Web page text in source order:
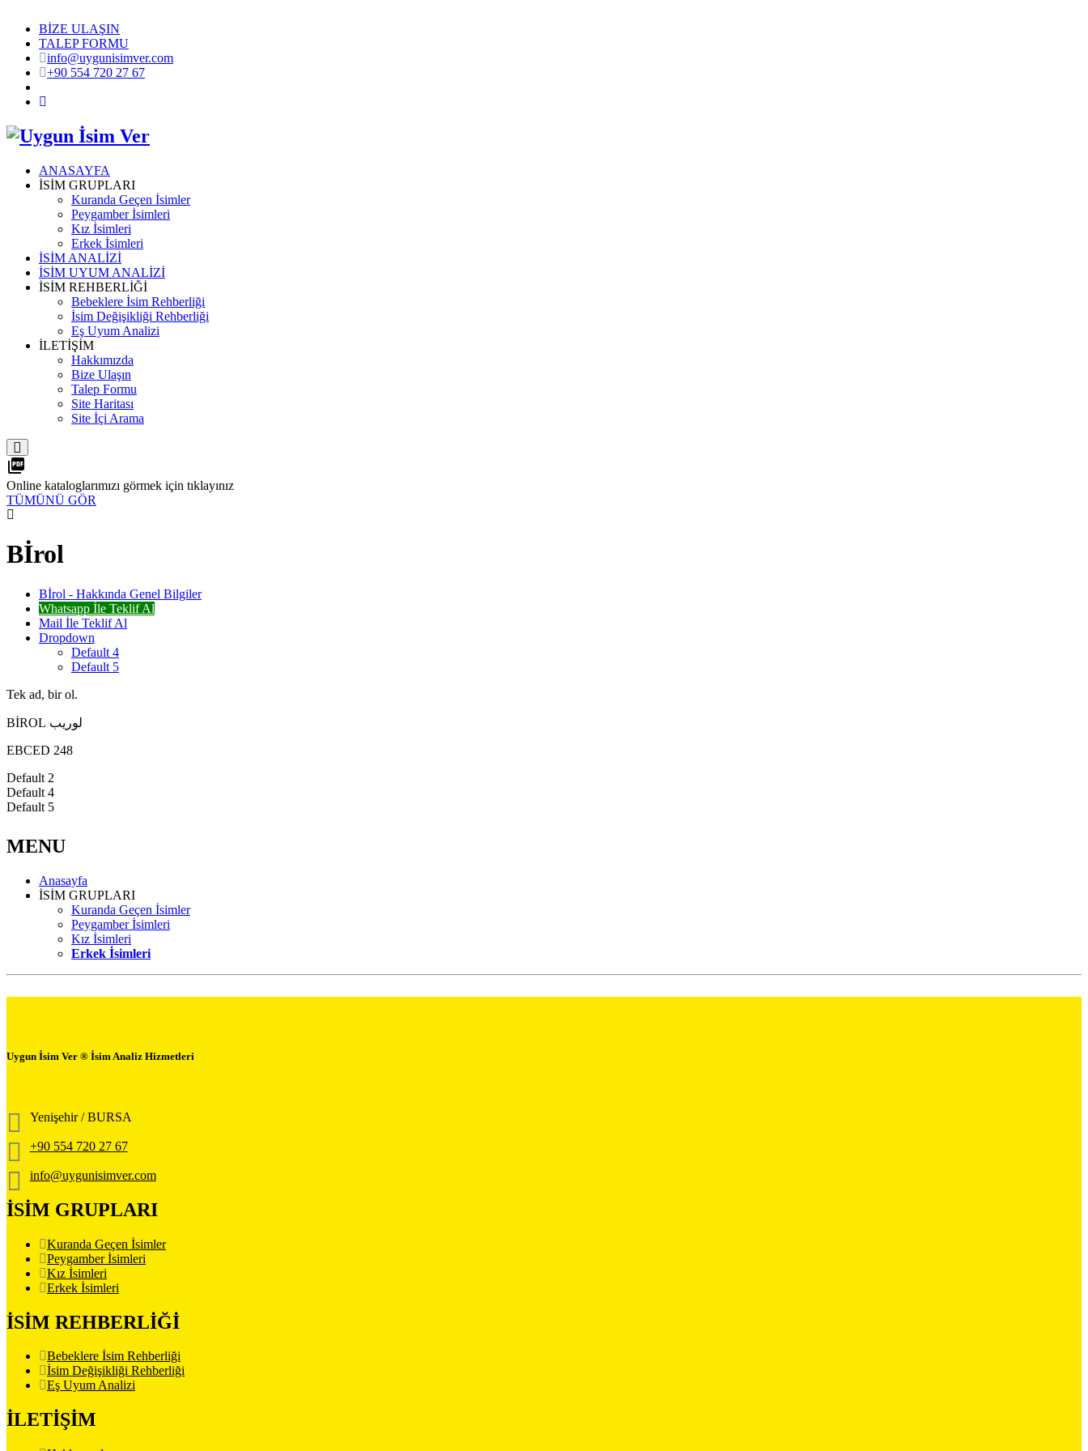
BİZE ULAŞIN
TALEP FORMU
info@uygunisimver.com
+90 554 720 27 67
ANASAYFA
İSİM GRUPLARI
Kuranda Geçen İsimler
Peygamber İsimleri
Kız İsimleri
Erkek İsimleri
İSİM ANALİZİ
İSİM UYUM ANALİZİ
İSİM REHBERLİĞİ
Bebeklere İsim Rehberliği
İsim Değişikliği Rehberliği
Eş Uyum Analizi
İLETİŞİM
Hakkımızda
Bize Ulaşın
Talep Formu
Site Haritası
Site İçi Arama
picture_as_pdf
Online kataloglarımızı görmek için tıklayınız
TÜMÜNÜ GÖR
Bİrol
Bİrol - Hakkında Genel Bilgiler
Whatsapp İle Teklif Al
Mail İle Teklif Al
Dropdown
Default 4
Default 5
Tek ad, bir ol.
BİROL لوريب
EBCED 248
Default 2
Default 4
Default 5
MENU
Anasayfa
İSİM GRUPLARI
Kuranda Geçen İsimler
Peygamber İsimleri
Kız İsimleri
Erkek İsimleri
Uygun İsim Ver ® İsim Analiz Hizmetleri
Yenişehir / BURSA
+90 554 720 27 67
info@uygunisimver.com
İSİM GRUPLARI
Kuranda Geçen İsimler
Peygamber İsimleri
Kız İsimleri
Erkek İsimleri
İSİM REHBERLİĞİ
Bebeklere İsim Rehberliği
İsim Değişikliği Rehberliği
Eş Uyum Analizi
İLETİŞİM